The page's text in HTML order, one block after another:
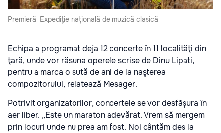
Premieră! Expediţie naţională de muzică clasică
Echipa a programat deja 12 concerte în 11 localităţi din
ţară, unde vor răsuna operele scrise de Dinu Lipati,
pentru a marca o sută de ani de la naşterea
compozitorului, relatează Mesager.
Potrivit organizatorilor, concertele se vor desfășura în
aer liber. „Este un maraton adevărat. Vrem să mergem
prin locuri unde nu prea am fost. Noi cântăm des la